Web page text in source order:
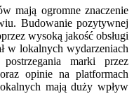
mają ogromne znaczenie
Budowanie pozytywnej
wysoką jakość obsługi
w lokalnych wydarzeniach
marki przez
opinie na platformach
mają duży wpływ